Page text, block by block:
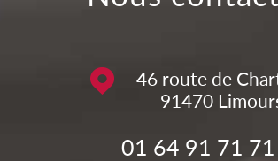
46 route de
91470
01 64 91 71 71